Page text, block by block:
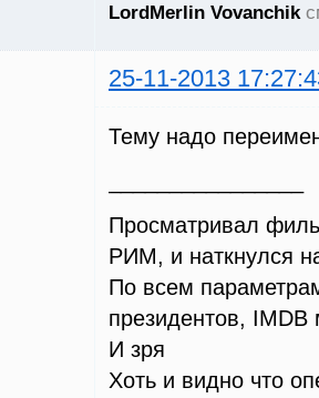
LordMerlin Vovanchik
25-11-2013
Тему надо
Просматривал
РИМ, и наткнулся
По всем
президентов,
И зря
Хоть и видно что